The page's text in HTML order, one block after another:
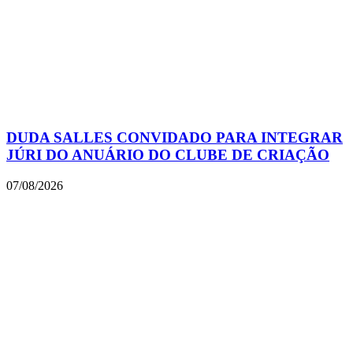
DUDA SALLES CONVIDADO PARA INTEGRAR
JÚRI DO ANUÁRIO DO CLUBE DE CRIAÇÃO
07/08/2026